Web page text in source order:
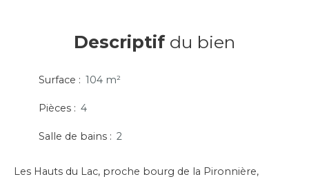
Descriptifdu bien
Surface : 104 m²
Pièces : 4
Salle de bains : 2
Les Hauts du Lac, proche bourg de la Pironnière,